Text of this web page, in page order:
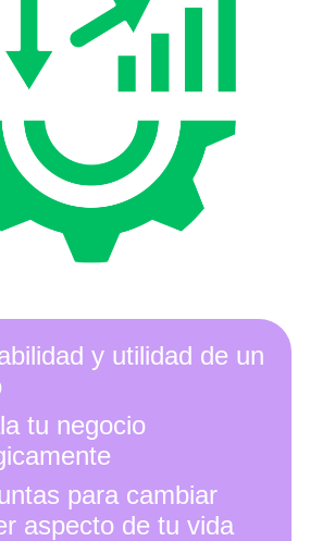
y utilidad de un
tu negocio
para cambiar
aspecto de tu vida